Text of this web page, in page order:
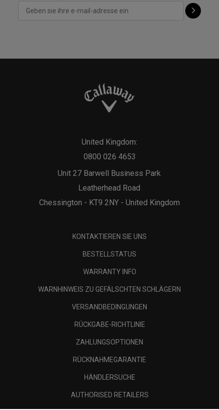
Unit 27 Barwell Business Park
Leatherhead Road
Chessington - KT9 2NY - United Kingdom
United Kingdom:
0800 026 4653
KONTAKTIEREN SIE UNS
BESTELLSTATUS
WARRANTY INFO
WARNHINWEIS ZU GEFÄLSCHTEN SCHLÄGERN
VERSANDBEDINGUNGEN
RÜCKGABE-RICHTLINIE
ZAHLUNGSOPTIONEN
RÜCKNAHMEGARANTIE
HÄNDLERSUCHE
AUTHORISED RETAILERS